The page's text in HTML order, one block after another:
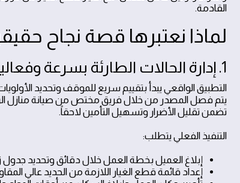
القادمة.
لماذا نعتبرها قصة نجاح
1. إدارة الحالات الطارئة بسرعة وفعالية
يتم فصل المصدر من خلال فريق مختص من صيانة
تضمن تقليل الأضرار وتسهيل التأمين لاحقاً.
التنفيذ الفعلي يتطلب:
إبلاغ العميل بخطة العمل خلال دقائق وتحديد
إعداد قائمة قطع الغيار اللازمة من الحديد عالي